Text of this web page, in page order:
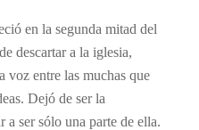
en la segunda mitad del
descartar a la iglesia,
voz entre las muchas que
Dejó de ser la
a ser sólo una parte de ella.